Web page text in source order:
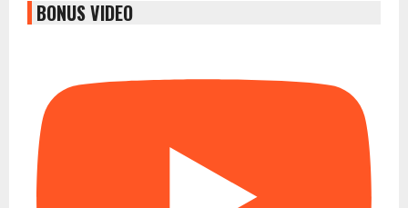
BONUS VIDEO